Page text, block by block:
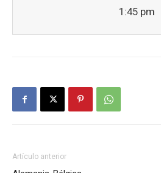
1:45 pm
Artículo anterior